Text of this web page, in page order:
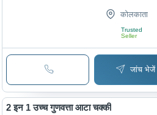
कोलकाता
Trusted
Seller
जांच भेजें
2 इन 1 उच्च गुणवत्ता आटा चक्की